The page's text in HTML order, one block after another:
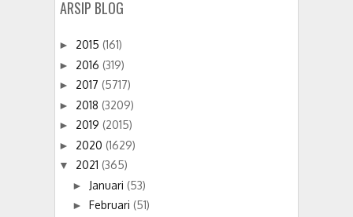
ARSIP BLOG
► 2015 (161)
► 2016 (319)
► 2017 (5717)
► 2018 (3209)
► 2019 (2015)
► 2020 (1629)
▼ 2021 (365)
► Januari (53)
► Februari (51)